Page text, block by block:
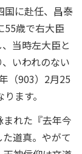
国に赴任、昌泰
55歳で右大臣
当時左大臣と
いわれのない
（903）2月25
ます。
まれた『去年今
道真。やがて